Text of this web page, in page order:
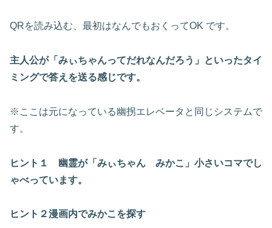
QRを読み込む、最初はなんでもおくってOK です。
主人公が「みぃちゃんってだれなんだろう」といったタイ
ミングで答えを送る感じです。
※ここは元になっている幽拐エレベータと同じシステムで
す。
ヒント１ 幽霊が「みぃちゃん みかこ」小さいコマでし
ゃべっています。
ヒント２漫画内でみかこを探す